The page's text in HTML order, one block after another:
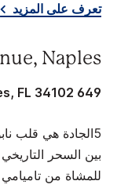
تعرف على المزيد
Naples
649 5th Avenue South, Naples, FL 34102
5الجادة هي قلب
بين السحر
للمشاة من